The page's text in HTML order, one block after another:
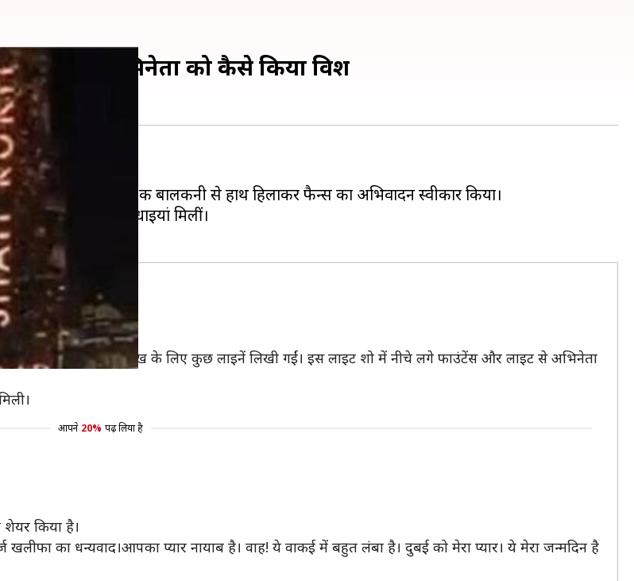
इमारत ने अभिनेता को कैसे किया विश
मनाया।
थे। शाहरुख ने भी घर की बालकनी से हाथ हिलाकर फैन्स का अभिवादन स्वीकार किया।
देश-विदेश से भी बधाइयां मिलीं।
के माध्यम से शाहरुख के लिए कुछ लाइनें लिखी गईं। इस लाइट शो में नीचे लगे फाउंटेंस और लाइट से अभिनेता
आपने 20% पढ़ लिया है
किया है।
का धन्यवाद।आपका प्यार नायाब है। वाह! ये वाकई में बहुत लंबा है। दुबई को मेरा प्यार। ये मेरा जन्मदिन है